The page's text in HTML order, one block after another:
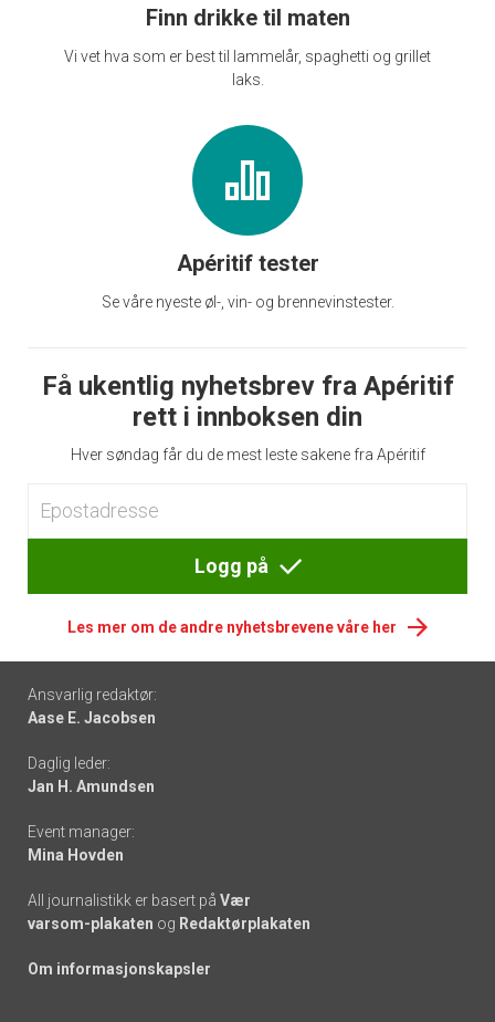
Finn drikke til maten
Vi vet hva som er best til lammelår, spaghetti og grillet
laks.
Apéritif tester
Se våre nyeste øl-, vin- og brennevinstester.
Få ukentlig nyhetsbrev fra Apéritif
rett i innboksen din
Hver søndag får du de mest leste sakene fra Apéritif
Logg på
Les mer om de andre nyhetsbrevene våre her
Footer
-
links
Ansvarlig redaktør:
Aase E. Jacobsen
Daglig leder:
Jan H. Amundsen
Event manager:
Mina Hovden
All journalistikk er basert på Vær
varsom-plakaten og Redaktørplakaten
Om informasjonskapsler